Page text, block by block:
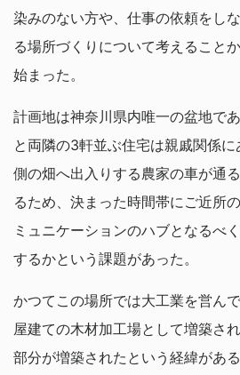
染みのない方や、仕事の依頼をし
る場所づくりについて考えること
始まった。
計画地は神奈川県内唯一の盆地で
と両隣の3軒並ぶ住宅は親戚関係
側の畑へ出入りする農家の車が通
るため、決まった時間帯にご近所
ミュニケーションのハブとなるべ
するかという課題があった。
かつてこの場所では大工業を営ん
屋建ての木材加工場として増築さ
部分が増築されたという経緯があ